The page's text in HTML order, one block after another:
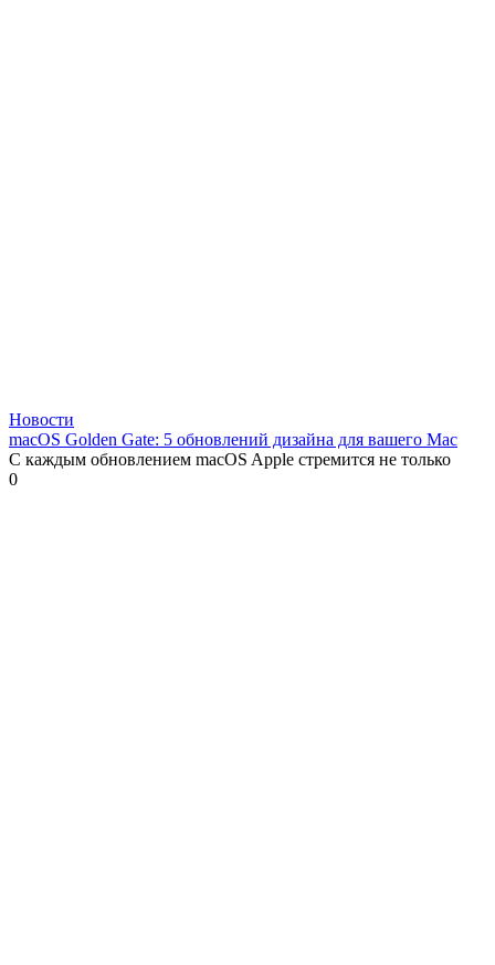
Новости
macOS Golden Gate: 5 обновлений дизайна для вашего Mac
С каждым обновлением macOS Apple стремится не только
0